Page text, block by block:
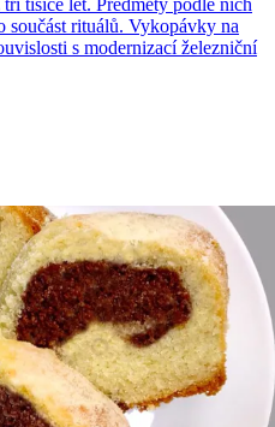
tisíce let. Předměty podle nich
rituálů. Vykopávky na
s modernizací železniční